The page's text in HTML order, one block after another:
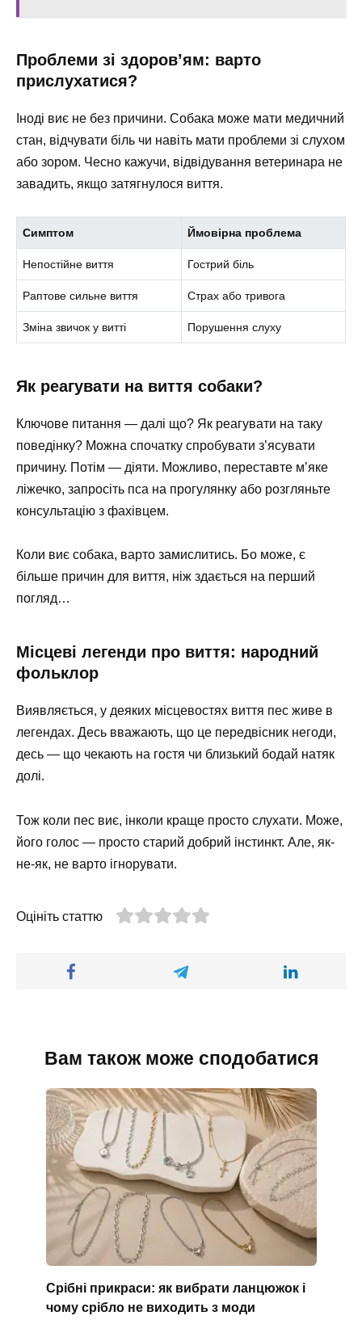
Проблеми зі здоров’ям: варто
прислухатися?
Іноді виє не без причини. Собака може мати медичний
стан, відчувати біль чи навіть мати проблеми зі слухом
або зором. Чесно кажучи, відвідування ветеринара не
завадить, якщо затягнулося виття.
Симптом Ймовірна проблема
Непостійне виття Гострий біль
Раптове сильне виття Страх або тривога
Зміна звичок у витті Порушення слуху
Як реагувати на виття собаки?
Ключове питання — далі що? Як реагувати на таку
поведінку? Можна спочатку спробувати з’ясувати
причину. Потім — діяти. Можливо, переставте м’яке
ліжечко, запросіть пса на прогулянку або розгляньте
консультацію з фахівцем.
Коли виє собака, варто замислитись. Бо може, є
більше причин для виття, ніж здається на перший
погляд…
Місцеві легенди про виття: народний
фольклор
Виявляється, у деяких місцевостях виття пес живе в
легендах. Десь вважають, що це передвісник негоди,
десь — що чекають на гостя чи близький бодай натяк
долі.
Тож коли пес виє, інколи краще просто слухати. Може,
його голос — просто старий добрий інстинкт. Але, як-
не-як, не варто ігнорувати.
Оцініть статтю
Вам також може сподобатися
Срібні прикраси: як вибрати ланцюжок і
чому срібло не виходить з моди